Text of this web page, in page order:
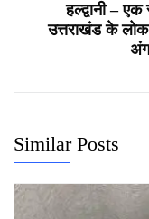
हल्द्वानी –
उत्तराखंड के लोक
Similar Posts